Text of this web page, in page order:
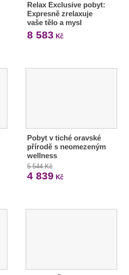
Relax Exclusive pobyt:
Expresně zrelaxuje
vaše tělo a mysl
8 583 Kč
Pobyt v tiché oravské
přírodě s neomezeným
wellness
5 544 Kč
4 839 Kč